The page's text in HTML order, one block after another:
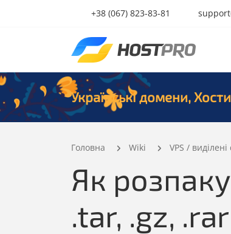
+38 (067) 823-83-81
Українські домени,
Головна Wiki VPS /
Як
.tar, .gz, .rar